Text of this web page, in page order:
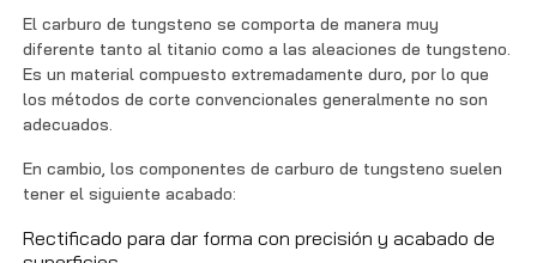
El carburo de tungsteno se comporta de manera muy
diferente tanto al titanio como a las aleaciones de tungsteno.
Es un material compuesto extremadamente duro, por lo que
los métodos de corte convencionales generalmente no son
adecuados.
En cambio, los componentes de carburo de tungsteno suelen
tener el siguiente acabado:
Rectificado para dar forma con precisión y acabado de